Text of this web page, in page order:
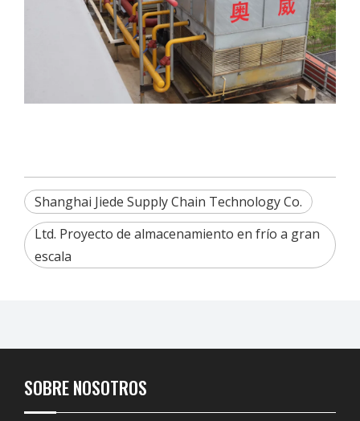
Shanghai Jiede Supply Chain Technology Co.
Ltd. Proyecto de almacenamiento en frío a gran
escala
SOBRE NOSOTROS